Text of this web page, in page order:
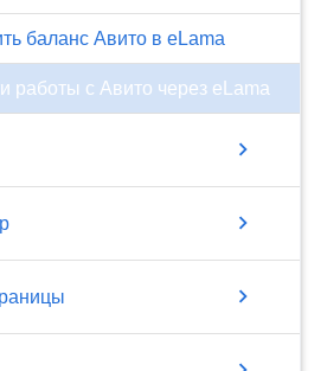
баланс Авито в eLama
работы с Авито через eLama
chevron_right
chevron_right
chevron_right